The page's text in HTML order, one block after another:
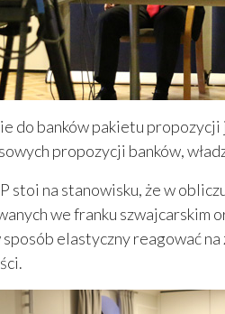
do banków pakietu
propozycji banków,
stoi na stanowisku, że w
we franku szwajcarskim
elastyczny reagować